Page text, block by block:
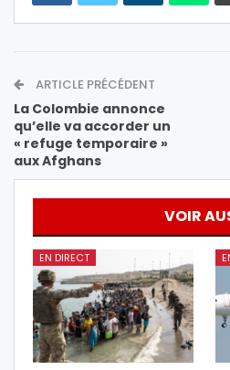
ARTICLE PRÉCÉDENT
La Colombie annonce
qu’elle va accorder un
« refuge temporaire »
aux Afghans
VOIR
EN DIRECT